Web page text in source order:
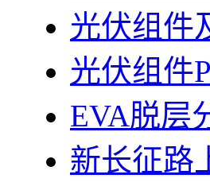
光伏组件
光伏组件
EVA脱层
新长征路